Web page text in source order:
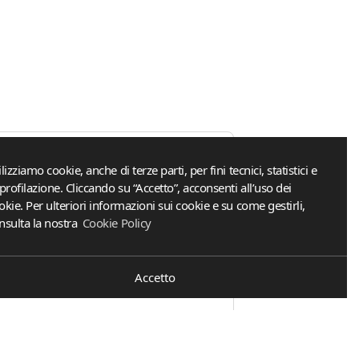
cookie, anche di terze parti, per fini tecnici, statistici e
Cliccando su “Accetto”, acconsenti all’uso dei
Per ulteriori informazioni sui cookie e su come gestirli,
la nostra Cookie Policy
Accetto